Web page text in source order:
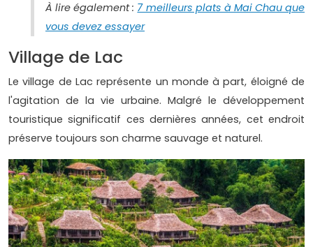
À lire également : 7 meilleurs plats à Mai Chau que
vous devez essayer
Village de Lac
Le village de Lac représente un monde à part, éloigné de
l'agitation de la vie urbaine. Malgré le développement
touristique significatif ces dernières années, cet endroit
préserve toujours son charme sauvage et naturel.